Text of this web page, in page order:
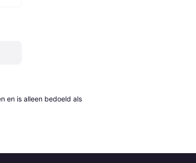
en is alleen bedoeld als